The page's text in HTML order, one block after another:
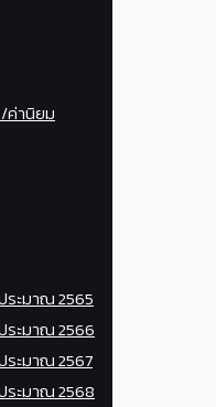
ค่านิยม
ะมาณ 2565
ะมาณ 2566
ะมาณ 2567
ะมาณ 2568